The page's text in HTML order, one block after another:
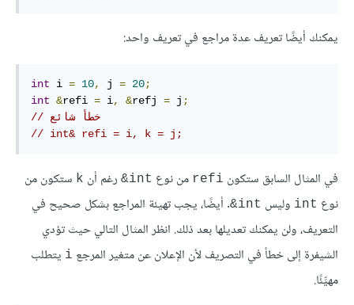
يمكنك أيضًا تعريف عدة مراجع في تعريف واحد:
int i = 10, j = 20;
int &refi = i, &refj = j ;
// خطأ شائع
// int& refi = i, k = j;
في المثال السابق ستكون refi من نوع ‎&int رغم أن k ستكون من
نوع int وليس ‎&int. أيضًا، يجب تهيئة المراجع بشكل صحيح في
التعريف، ولن يمكنك تعديلها بعد ذلك. انظر المثال التالي حيث تؤدي
الشيفرة إلى خطأ في التصريف لأن الإعلان عن متغير المرجع i يتطلب
مهيِّئًا.